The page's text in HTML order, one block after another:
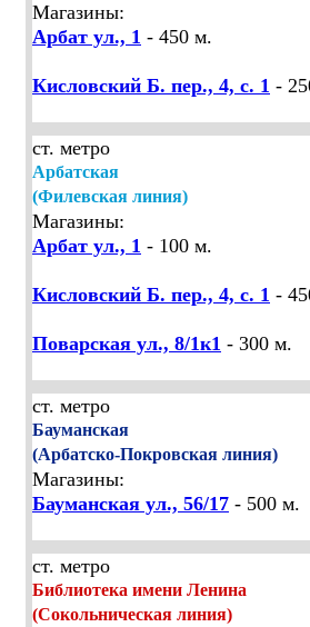
Магазины:
Арбат ул., 1 - 450 м.
Кисловский Б. пер., 4, с. 1 -
ст. метро
Арбатская
(Филевская линия)
Магазины:
Арбат ул., 1 - 100 м.
Кисловский Б. пер., 4, с. 1 -
Поварская ул., 8/1к1 - 300 м.
ст. метро
Бауманская
(Арбатско-Покровская линия)
Магазины:
Бауманская ул., 56/17 - 500 м.
ст. метро
Библиотека имени Ленина
(Сокольническая линия)